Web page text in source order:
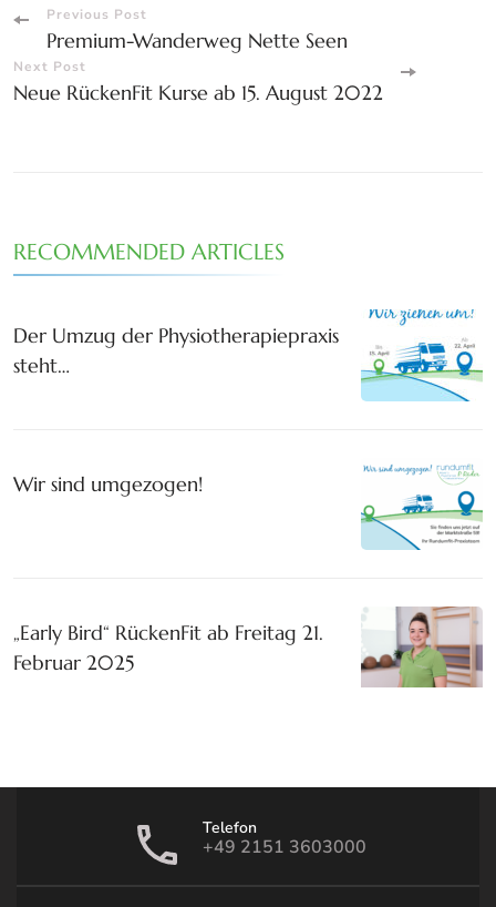
Post
Navigation
Previous Post
Premium-Wanderweg Nette Seen
Next Post
Neue RückenFit Kurse ab 15. August 2022
RECOMMENDED ARTICLES
Der Umzug der Physiotherapiepraxis
steht…
Wir sind umgezogen!
„Early Bird“ RückenFit ab Freitag 21.
Februar 2025
Telefon
+49 2151 3603000